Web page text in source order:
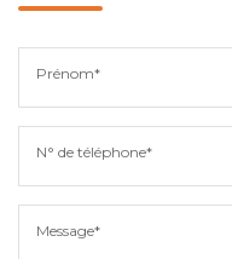
Prénom*
N° de téléphone*
Message*